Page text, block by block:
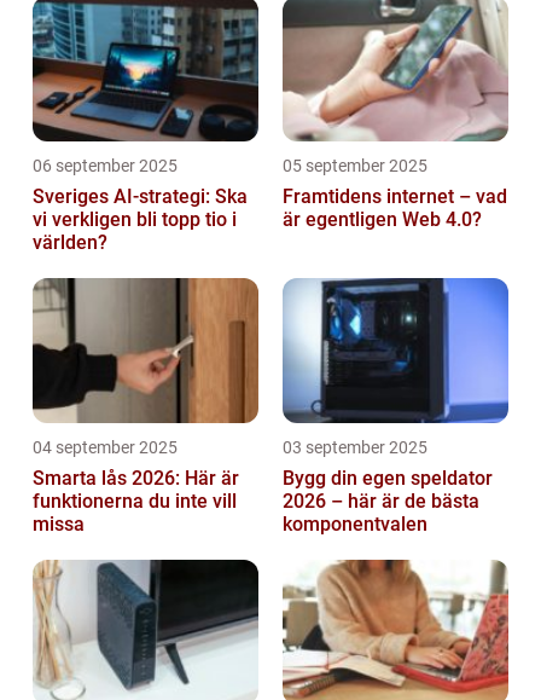
06 september 2025
Sveriges AI-strategi: Ska
vi verkligen bli topp tio i
världen?
05 september 2025
Framtidens internet – vad
är egentligen Web 4.0?
04 september 2025
Smarta lås 2026: Här är
funktionerna du inte vill
missa
03 september 2025
Bygg din egen speldator
2026 – här är de bästa
komponentvalen